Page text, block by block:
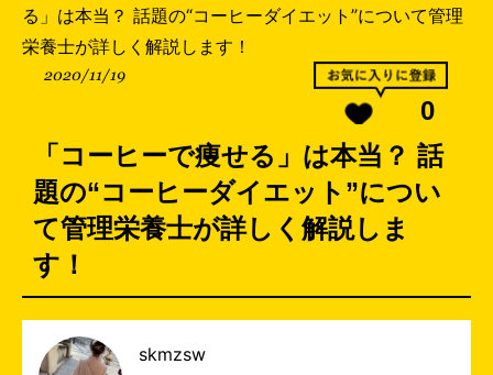
る」は本当？ 話題の“コーヒーダイエット”について管理
栄養士が詳しく解説します！
2020/11/19
0
「コーヒーで痩せる」は本当？ 話
題の“コーヒーダイエット”につい
て管理栄養士が詳しく解説しま
す！
skmzsw